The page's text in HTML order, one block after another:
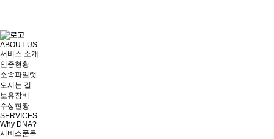
ABOUT US
서비스 소개
인증현황
소속파일럿
오시는 길
보유장비
수상현황
SERVICES
Why DNA?
서비스품목